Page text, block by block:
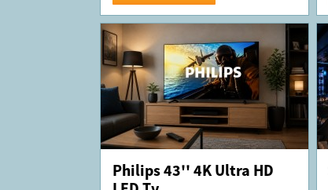
Philips 43'' 4K Ultra HD